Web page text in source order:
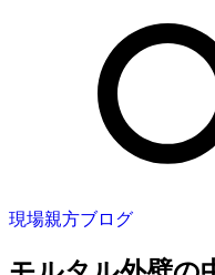
現場親方ブログ